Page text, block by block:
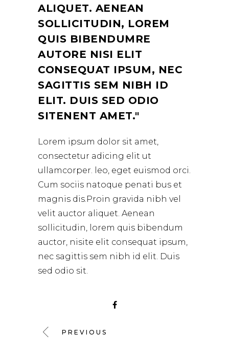
ALIQUET. AENEAN
SOLLICITUDIN, LOREM
QUIS BIBENDUMRE
AUTORE NISI ELIT
CONSEQUAT IPSUM, NEC
SAGITTIS SEM NIBH ID
ELIT. DUIS SED ODIO
SITENENT AMET.
Lorem ipsum dolor sit amet,
consectetur adicing elit ut
ullamcorper. leo, eget euismod orci.
Cum sociis natoque penati bus et
magnis dis.Proin gravida nibh vel
velit auctor aliquet. Aenean
sollicitudin, lorem quis bibendum
auctor, nisite elit consequat ipsum,
nec sagittis sem nibh id elit. Duis
sed odio sit.
PREVIOUS